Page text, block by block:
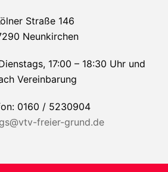
Straße 146
Neunkirchen
17:00 – 18:30 Uhr und
Vereinbarung
0160 / 5230904
gs@vtv-freier-grund.de